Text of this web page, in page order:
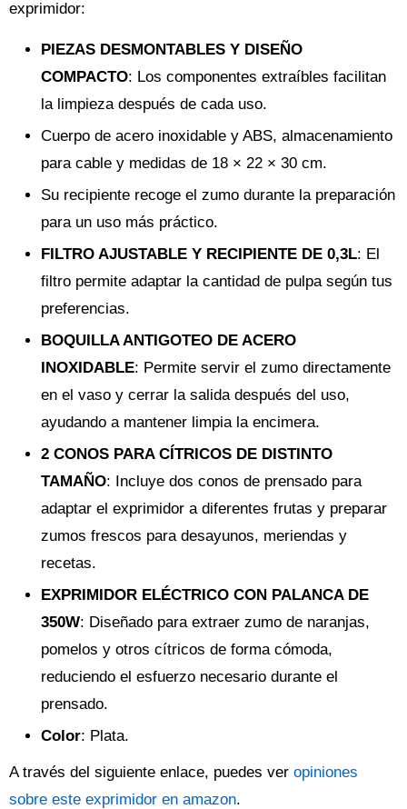
exprimidor:
PIEZAS DESMONTABLES Y DISEÑO
COMPACTO: Los componentes extraíbles facilitan
la limpieza después de cada uso.
Cuerpo de acero inoxidable y ABS, almacenamiento
para cable y medidas de 18 × 22 × 30 cm.
Su recipiente recoge el zumo durante la preparación
para un uso más práctico.
FILTRO AJUSTABLE Y RECIPIENTE DE 0,3L: El
filtro permite adaptar la cantidad de pulpa según tus
preferencias.
BOQUILLA ANTIGOTEO DE ACERO
INOXIDABLE: Permite servir el zumo directamente
en el vaso y cerrar la salida después del uso,
ayudando a mantener limpia la encimera.
2 CONOS PARA CÍTRICOS DE DISTINTO
TAMAÑO: Incluye dos conos de prensado para
adaptar el exprimidor a diferentes frutas y preparar
zumos frescos para desayunos, meriendas y
recetas.
EXPRIMIDOR ELÉCTRICO CON PALANCA DE
350W: Diseñado para extraer zumo de naranjas,
pomelos y otros cítricos de forma cómoda,
reduciendo el esfuerzo necesario durante el
prensado.
Color: Plata.
A través del siguiente enlace, puedes ver opiniones
sobre este exprimidor en amazon.